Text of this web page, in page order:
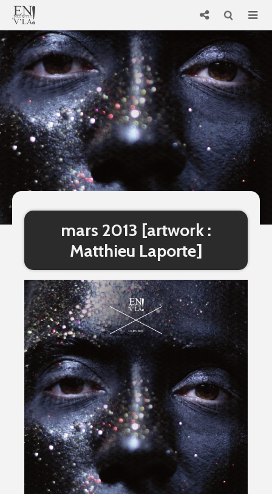
mars 2013 [artwork :
Matthieu Laporte]